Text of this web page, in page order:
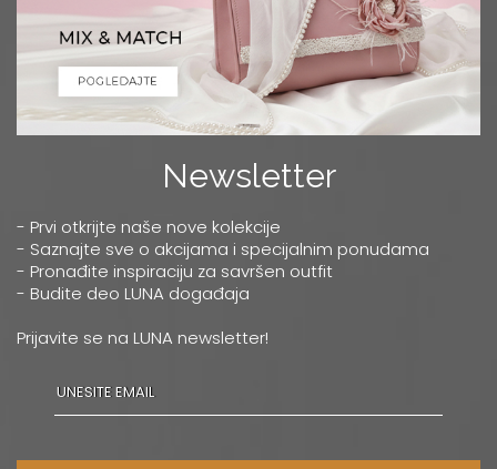
Newsletter
- Prvi otkrijte naše nove kolekcije
- Saznajte sve o akcijama i specijalnim ponudama
- Pronađite inspiraciju za savršen outfit
- Budite deo LUNA događaja
Prijavite se na LUNA newsletter!